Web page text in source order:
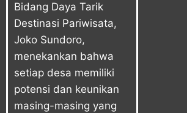
Bidang Daya Tarik
Destinasi Pariwisata,
Joko Sundoro,
menekankan bahwa
setiap desa memiliki
potensi dan keunikan
masing-masing yang